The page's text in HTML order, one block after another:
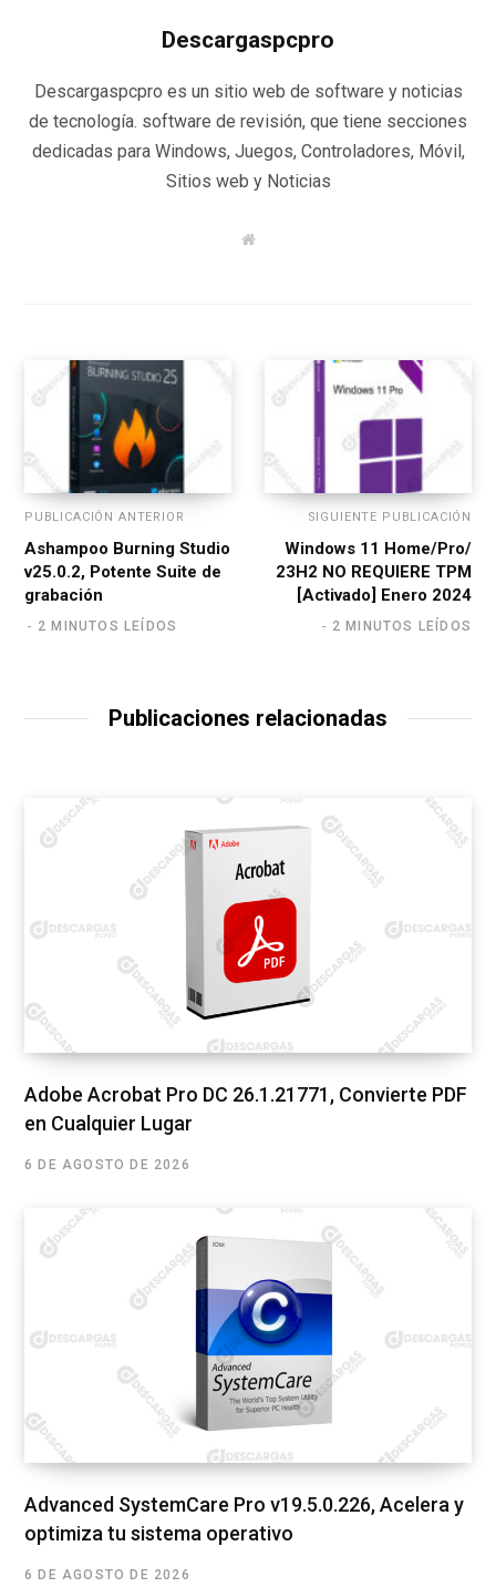
Descargaspcpro
Descargaspcpro es un sitio web de software y noticias
de tecnología. software de revisión, que tiene secciones
dedicadas para Windows, Juegos, Controladores, Móvil,
Sitios web y Noticias
W
PUBLICACIÓN ANTERIOR
Ashampoo Burning Studio
v25.0.2, Potente Suite de
grabación
2 MINUTOS LEÍDOS
SIGUIENTE PUBLICACIÓN
Windows 11 Home/Pro/
23H2 NO REQUIERE TPM
[Activado] Enero 2024
2 MINUTOS LEÍDOS
Publicaciones relacionadas
Adobe Acrobat Pro DC 26.1.21771, Convierte PDF
en Cualquier Lugar
6 DE AGOSTO DE 2026
Advanced SystemCare Pro v19.5.0.226, Acelera y
optimiza tu sistema operativo
6 DE AGOSTO DE 2026